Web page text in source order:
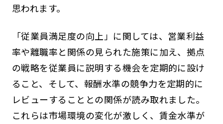
思われます。
「従業員満足度の向上」に関しては、営業利益
率や離職率と関係の見られた施策に加え、拠点
の戦略を従業員に説明する機会を定期的に設け
ること、そして、報酬水準の競争力を定期的に
レビューすることとの関係が読み取れました。
これらは市場環境の変化が激しく、賃金水準が